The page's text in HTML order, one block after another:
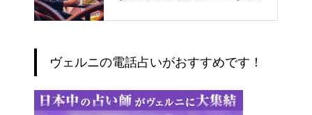
ヴェルニの電話占いがおすすめです！